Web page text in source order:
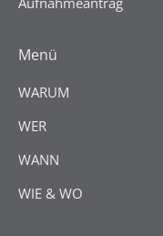
Menü
WARUM
WER
WANN
WIE & WO